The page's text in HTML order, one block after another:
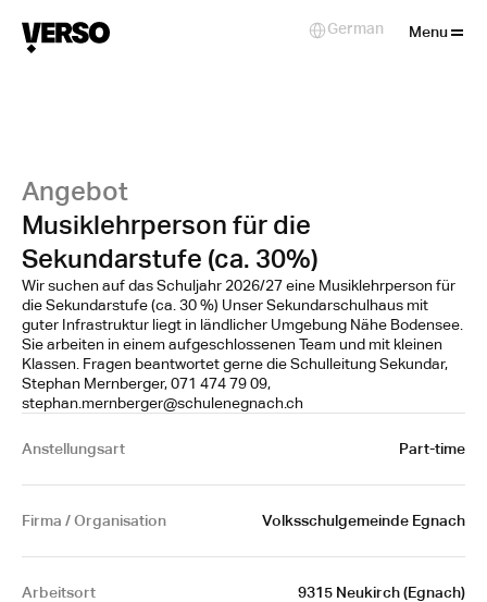
Angebot
Musiklehrperson für die
Sekundarstufe (ca. 30%)
Wir suchen auf das Schuljahr 2026/27 eine Musiklehrperson für
die Sekundarstufe (ca. 30 %) Unser Sekundarschulhaus mit
guter Infrastruktur liegt in ländlicher Umgebung Nähe Bodensee.
Sie arbeiten in einem aufgeschlossenen Team und mit kleinen
Klassen. Fragen beantwortet gerne die Schulleitung Sekundar,
Stephan Mernberger, 071 474 79 09,
stephan.mernberger@schulenegnach.ch
Anstellungsart Part-time
Firma / Organisation Volksschulgemeinde Egnach
Arbeitsort 9315 Neukirch (Egnach)
Menu
Select Language
German